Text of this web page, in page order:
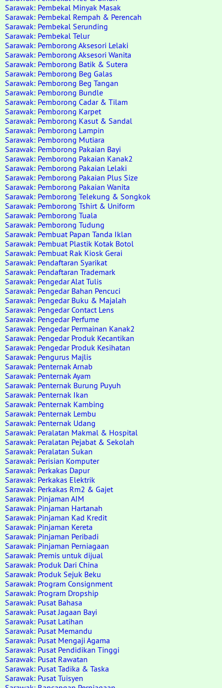
Sarawak: Pembekal Minyak Masak
Sarawak: Pembekal Rempah & Perencah
Sarawak: Pembekal Serunding
Sarawak: Pembekal Telur
Sarawak: Pemborong Aksesori Lelaki
Sarawak: Pemborong Aksesori Wanita
Sarawak: Pemborong Batik & Sutera
Sarawak: Pemborong Beg Galas
Sarawak: Pemborong Beg Tangan
Sarawak: Pemborong Bundle
Sarawak: Pemborong Cadar & Tilam
Sarawak: Pemborong Karpet
Sarawak: Pemborong Kasut & Sandal
Sarawak: Pemborong Lampin
Sarawak: Pemborong Mutiara
Sarawak: Pemborong Pakaian Bayi
Sarawak: Pemborong Pakaian Kanak2
Sarawak: Pemborong Pakaian Lelaki
Sarawak: Pemborong Pakaian Plus Size
Sarawak: Pemborong Pakaian Wanita
Sarawak: Pemborong Telekung & Songkok
Sarawak: Pemborong Tshirt & Uniform
Sarawak: Pemborong Tuala
Sarawak: Pemborong Tudung
Sarawak: Pembuat Papan Tanda Iklan
Sarawak: Pembuat Plastik Kotak Botol
Sarawak: Pembuat Rak Kiosk Gerai
Sarawak: Pendaftaran Syarikat
Sarawak: Pendaftaran Trademark
Sarawak: Pengedar Alat Tulis
Sarawak: Pengedar Bahan Pencuci
Sarawak: Pengedar Buku & Majalah
Sarawak: Pengedar Contact Lens
Sarawak: Pengedar Perfume
Sarawak: Pengedar Permainan Kanak2
Sarawak: Pengedar Produk Kecantikan
Sarawak: Pengedar Produk Kesihatan
Sarawak: Pengurus Majlis
Sarawak: Penternak Arnab
Sarawak: Penternak Ayam
Sarawak: Penternak Burung Puyuh
Sarawak: Penternak Ikan
Sarawak: Penternak Kambing
Sarawak: Penternak Lembu
Sarawak: Penternak Udang
Sarawak: Peralatan Makmal & Hospital
Sarawak: Peralatan Pejabat & Sekolah
Sarawak: Peralatan Sukan
Sarawak: Perisian Komputer
Sarawak: Perkakas Dapur
Sarawak: Perkakas Elektrik
Sarawak: Perkakas Rm2 & Gajet
Sarawak: Pinjaman AIM
Sarawak: Pinjaman Hartanah
Sarawak: Pinjaman Kad Kredit
Sarawak: Pinjaman Kereta
Sarawak: Pinjaman Peribadi
Sarawak: Pinjaman Perniagaan
Sarawak: Premis untuk dijual
Sarawak: Produk Dari China
Sarawak: Produk Sejuk Beku
Sarawak: Program Consignment
Sarawak: Program Dropship
Sarawak: Pusat Bahasa
Sarawak: Pusat Jagaan Bayi
Sarawak: Pusat Latihan
Sarawak: Pusat Memandu
Sarawak: Pusat Mengaji Agama
Sarawak: Pusat Pendidikan Tinggi
Sarawak: Pusat Rawatan
Sarawak: Pusat Tadika & Taska
Sarawak: Pusat Tuisyen